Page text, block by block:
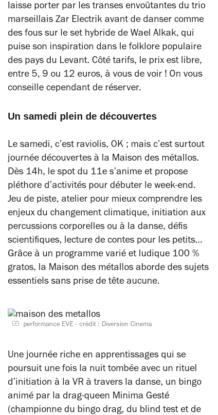
laisse porter par les transes envoûtantes du trio
marseillais Zar Electrik avant de danser comme
des fous sur le set hybride de Wael Alkak, qui
puise son inspiration dans le folklore populaire
des pays du Levant. Côté tarifs, le prix est libre,
entre 5, 9 ou 12 euros, à vous de voir ! On vous
conseille cependant de réserver.
Un samedi plein de découvertes
Le samedi, c’est raviolis, OK ; mais c’est surtout
journée découvertes à la Maison des métallos.
Dès 14h, le spot du 11e s’anime et propose
pléthore d’activités pour débuter le week-end.
Jeu de piste, atelier pour mieux comprendre les
enjeux du changement climatique, initiation aux
percussions corporelles ou à la danse, défis
scientifiques, lecture de contes pour les petits…
Grâce à un programme varié et ludique 100 %
gratos, la Maison des métallos aborde des sujets
essentiels sans prise de tête aucune.
performance EVE - crédit : Diversion Cinema
Une journée riche en apprentissages qui se
poursuit une fois la nuit tombée avec un rituel
d’initiation à la VR à travers la danse, un bingo
animé par la drag-queen Minima Gesté
(championne du bingo drag, du blind test et de